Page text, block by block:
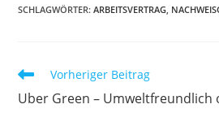
SCHLAGWÖRTER:ARBEITSVERTRAG
Weitere
ansehen
Vorheriger Beitrag
Uber Green – Umweltfreundlich